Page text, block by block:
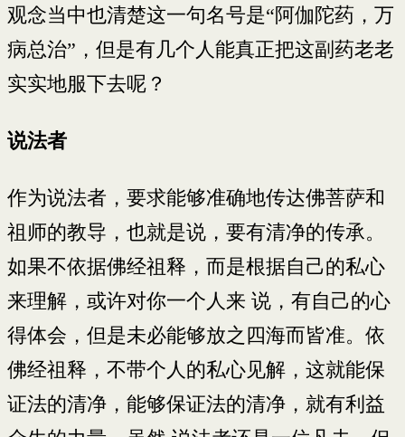
观念当中也清楚这一句名号是“阿伽陀药，万
病总治”，但是有几个人能真正把这副药老老
实实地服下去呢？
说法者
作为说法者，要求能够准确地传达佛菩萨和
祖师的教导，也就是说，要有清净的传承。
如果不依据佛经祖释，而是根据自己的私心
来理解，或许对你一个人来 说，有自己的心
得体会，但是未必能够放之四海而皆准。依
佛经祖释，不带个人的私心见解，这就能保
证法的清净，能够保证法的清净，就有利益